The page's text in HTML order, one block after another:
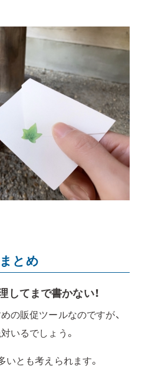
とめ
してまで書かない！
の販促ツールなのですが、
いるでしょう。
いとも考えられます。